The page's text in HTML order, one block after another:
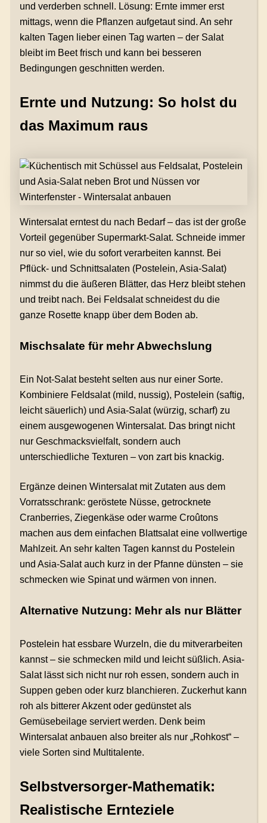
und verderben schnell. Lösung: Ernte immer erst
mittags, wenn die Pflanzen aufgetaut sind. An sehr
kalten Tagen lieber einen Tag warten – der Salat
bleibt im Beet frisch und kann bei besseren
Bedingungen geschnitten werden.
Ernte und Nutzung: So holst du
das Maximum raus
Wintersalat erntest du nach Bedarf – das ist der große
Vorteil gegenüber Supermarkt-Salat. Schneide immer
nur so viel, wie du sofort verarbeiten kannst. Bei
Pflück- und Schnittsalaten (Postelein, Asia-Salat)
nimmst du die äußeren Blätter, das Herz bleibt stehen
und treibt nach. Bei Feldsalat schneidest du die
ganze Rosette knapp über dem Boden ab.
Mischsalate für mehr Abwechslung
Ein Not-Salat besteht selten aus nur einer Sorte.
Kombiniere Feldsalat (mild, nussig), Postelein (saftig,
leicht säuerlich) und Asia-Salat (würzig, scharf) zu
einem ausgewogenen Wintersalat. Das bringt nicht
nur Geschmacksvielfalt, sondern auch
unterschiedliche Texturen – von zart bis knackig.
Ergänze deinen Wintersalat mit Zutaten aus dem
Vorratsschrank: geröstete Nüsse, getrocknete
Cranberries, Ziegenkäse oder warme Croûtons
machen aus dem einfachen Blattsalat eine vollwertige
Mahlzeit. An sehr kalten Tagen kannst du Postelein
und Asia-Salat auch kurz in der Pfanne dünsten – sie
schmecken wie Spinat und wärmen von innen.
Alternative Nutzung: Mehr als nur Blätter
Postelein hat essbare Wurzeln, die du mitverarbeiten
kannst – sie schmecken mild und leicht süßlich. Asia-
Salat lässt sich nicht nur roh essen, sondern auch in
Suppen geben oder kurz blanchieren. Zuckerhut kann
roh als bitterer Akzent oder gedünstet als
Gemüsebeilage serviert werden. Denk beim
Wintersalat anbauen also breiter als nur „Rohkost“ –
viele Sorten sind Multitalente.
Selbstversorger-Mathematik:
Realistische Ernteziele